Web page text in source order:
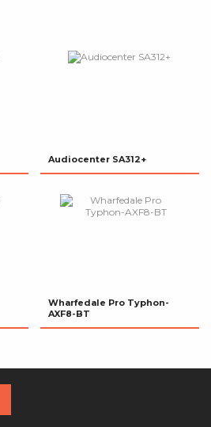
Audiocenter SA312+
Wharfedale Pro Typhon-
AXF8-BT